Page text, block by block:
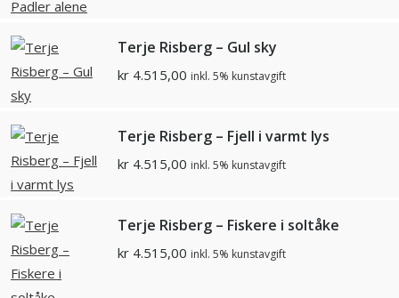
Terje Risberg – Gul sky
kr 4.515,00 inkl. 5% kunstavgift
Terje Risberg – Fjell i varmt lys
kr 4.515,00 inkl. 5% kunstavgift
Terje Risberg – Fiskere i soltåke
kr 4.515,00 inkl. 5% kunstavgift